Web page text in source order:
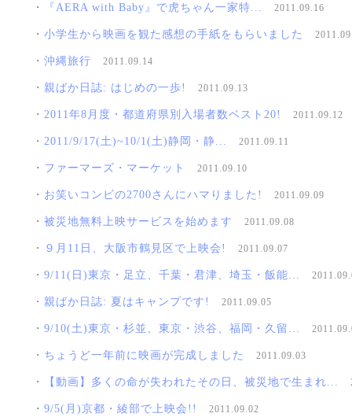
・ 『AERA with Baby』で虎ちゃん一家特... 2011.09.16
・ 小学生から映画を観た感想の手紙をもらいました
・ 沖縄旅行 2011.09.14
・ 親ばか日誌: はじめの一歩! 2011.09.13
・ 2011年8月度・都道府県別入場者数ベスト20! 2011.09.12
・ 2011/9/17(土)~10/1(土)静岡・静... 2011.09.11
・ ファーマーズ・マーケット 2011.09.10
・ お笑いコンビの2700さんにハマりました! 2011.09.09
・ 被災地無料上映サービスを始めます 2011.09.08
・ ９月11日、大阪市鶴見区で上映会! 2011.09.07
・ 9/11(日)東京・足立、千葉・君津、埼玉・飯能...
・ 親ばか日誌: 夏はキャンプです! 2011.09.05
・ 9/10(土)東京・杉並、東京・渋谷、福岡・久留...
・ ちょうど一年前に映画が完成しました 2011.09.03
・ 【動画】多くの命が失われたその日、被災地で生まれ...
・ 9/5(月)京都・綾部で上映会!! 2011.09.02